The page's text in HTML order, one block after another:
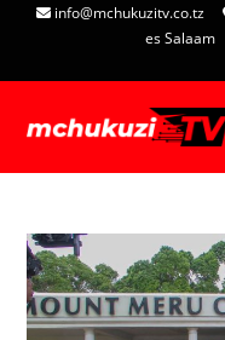
info@mchukuzitv.co.tz
es Salaam